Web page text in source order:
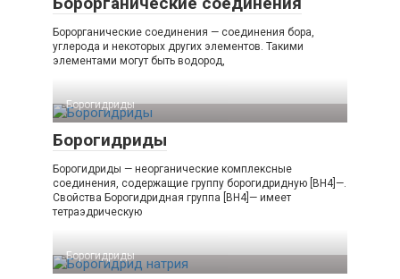
Борорганические соединения — соединения бора,
углерода и некоторых других элементов. Такими
элементами могут быть водород,
Борогидриды‎
Борогидриды
Борогидриды — неорганические комплексные
соединения, содержащие группу борогидридную [BH4]—.
Свойства Борогидридная группа [BH4]— имеет
тетраэдрическую
Борогидриды‎